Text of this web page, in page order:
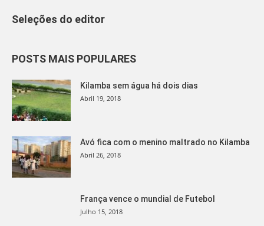
Seleções do editor
POSTS MAIS POPULARES
Kilamba sem água há dois dias
Abril 19, 2018
Avó fica com o menino maltrado no Kilamba
Abril 26, 2018
França vence o mundial de Futebol
Julho 15, 2018